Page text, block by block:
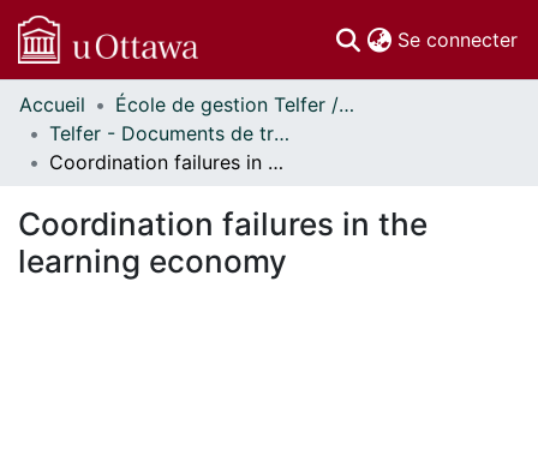
Se connecter
Communautés
et collections
Parcourir
À propos
Accueil
École de gestion Telfer // Telfer School of Management
Telfer - Documents de travail // Telfer - Working Papers
Coordination failures in the learning economy
Coordination failures in the
learning economy